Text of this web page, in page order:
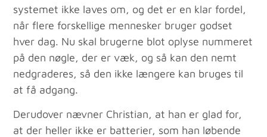
systemet ikke laves om, og det er en klar fordel,
når flere forskellige mennesker bruger godset
hver dag. Nu skal brugerne blot oplyse nummeret
på den nøgle, der er væk, og så kan den nemt
nedgraderes, så den ikke længere kan bruges til
at få adgang.
Derudover nævner Christian, at han er glad for,
at der heller ikke er batterier, som han løbende